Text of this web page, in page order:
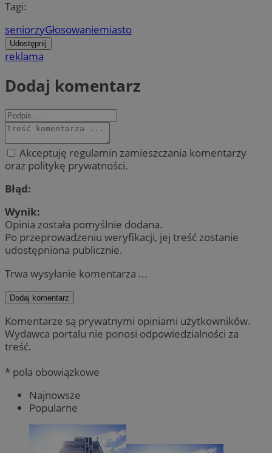
Tagi:
seniorzyGłosowaniemiasto
Udostępnij
reklama
Dodaj komentarz
Akceptuję regulamin zamieszczania komentarzy
oraz politykę prywatności.
Błąd:
Wynik:
Opinia została pomyślnie dodana.
Po przeprowadzeniu weryfikacji, jej treść zostanie
udostępniona publicznie.
Trwa wysyłanie komentarza ...
Dodaj komentarz
Komentarze są prywatnymi opiniami użytkowników.
Wydawca portalu nie ponosi odpowiedzialności za
treść.
* pola obowiązkowe
Najnowsze
Popularne